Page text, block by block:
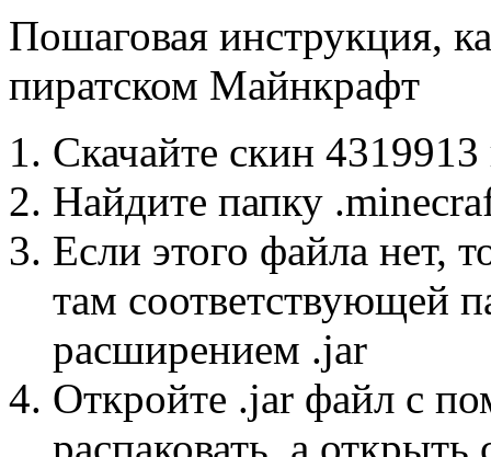
Пошаговая инструкция,
пиратском Майнкрафт
Скачайте скин
Найдите папку
Если этого файла нет,
там соответствующей
расширением .jar
Откройте .jar файл с